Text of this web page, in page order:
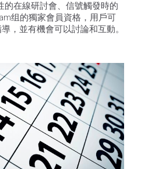
的在線研討會、信號觸發時的
组的獨家會員資格，用戶可
，並有機會可以討論和互動。